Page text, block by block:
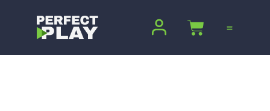
tartalomra
Kosár